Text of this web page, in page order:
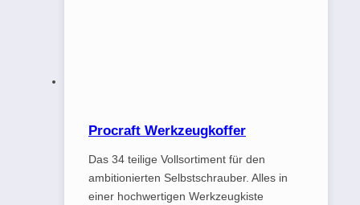
Procraft Werkzeugkoffer
Das 34 teilige Vollsortiment für den
ambitionierten Selbstschrauber. Alles in
einer hochwertigen Werkzeugkiste